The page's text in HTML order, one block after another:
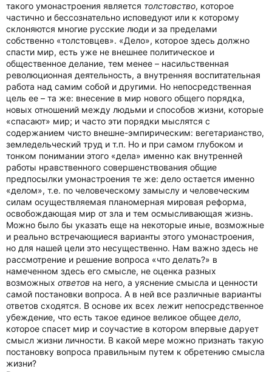
такого умонастроения является толстовство, которое
частично и бессознательно исповедуют или к которому
склоняются многие русские люди и за пределами
собственно «толстовцев». «Дело», которое здесь должно
спасти мир, есть уже не внешнее политическое и
общественное делание, тем менее – насильственная
революционная деятельность, а внутренняя воспитательная
работа над самим собой и другими. Но непосредственная
цель ее – та же: внесение в мир нового общего порядка,
новых отношений между людьми и способов жизни, которые
«спасают» мир; и часто эти порядки мыслятся с
содержанием чисто внешне-эмпирическим: вегетарианство,
земледельческий труд и т.п. Но и при самом глубоком и
тонком понимании этого «дела» именно как внутренней
работы нравственного совершенствования общие
предпосылки умонастроения те же: дело остается именно
«делом», т.е. по человеческому замыслу и человеческим
силам осуществляемая планомерная мировая реформа,
освобождающая мир от зла и тем осмысливающая жизнь.
Можно было бы указать еще на некоторые иные, возможные
и реально встречающиеся варианты этого умонастроения,
но для нашей цели это несущественно. Нам важно здесь не
рассмотрение и решение вопроса «что делать?» в
намеченном здесь его смысле, не оценка разных
возможных ответов на него, а уяснение смысла и ценности
самой постановки вопроса. А в ней все различные варианты
ответов сходятся. В основе их всех лежит непосредственное
убеждение, что есть такое единое великое общее дело,
которое спасет мир и соучастие в котором впервые дарует
смысл жизни личности. В какой мере можно признать такую
постановку вопроса правильным путем к обретению смысла
жизни?